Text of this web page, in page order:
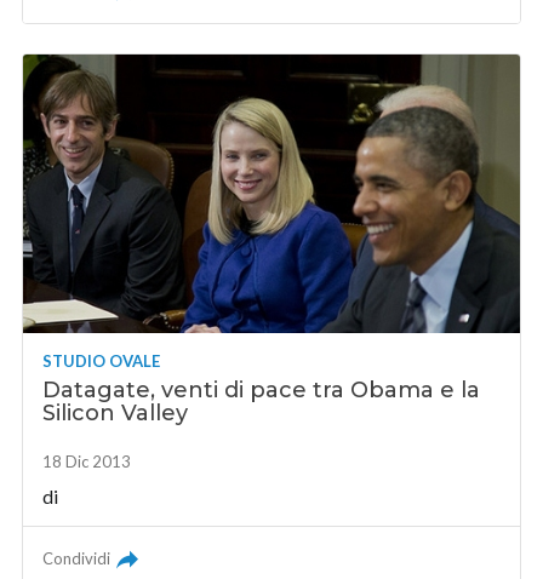
STUDIO OVALE
Datagate, venti di pace tra Obama e la
Silicon Valley
18 Dic 2013
di
Condividi